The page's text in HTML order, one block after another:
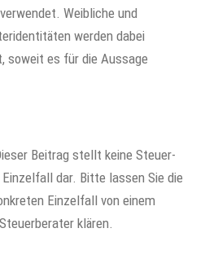
Weibliche und
werden dabei
soweit es für die Aussage
Beitrag stellt keine Steuer-
dar. Bitte lassen Sie die
Einzelfall von einem
klären.